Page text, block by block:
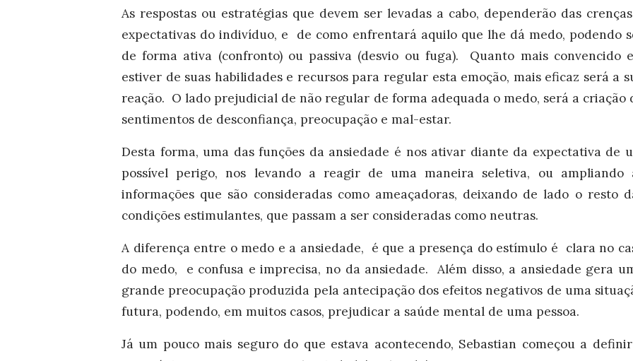
As respostas ou estratégias que devem ser levadas a cabo, dependerão das
expectativas do indivíduo, e de como enfrentará aquilo que lhe dá medo, podendo
de forma ativa (confronto) ou passiva (desvio ou fuga). Quanto mais convencido
estiver de suas habilidades e recursos para regular esta emoção, mais eficaz será a
reação. O lado prejudicial de não regular de forma adequada o medo, será a criação
sentimentos de desconfiança, preocupação e mal-estar.
Desta forma, uma das funções da ansiedade é nos ativar diante da expectativa de
possível perigo, nos levando a reagir de uma maneira seletiva, ou ampliando
informações que são consideradas como ameaçadoras, deixando de lado o resto
condições estimulantes, que passam a ser consideradas como neutras.
A diferença entre o medo e a ansiedade, é que a presença do estímulo é clara no
do medo, e confusa e imprecisa, no da ansiedade. Além disso, a ansiedade gera
grande preocupação produzida pela antecipação dos efeitos negativos de uma
futura, podendo, em muitos casos, prejudicar a saúde mental de uma pessoa.
Já um pouco mais seguro do que estava acontecendo, Sebastian começou a